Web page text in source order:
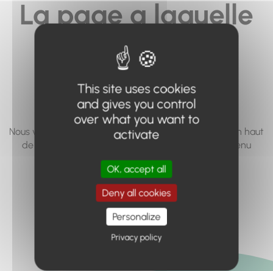
La page a laquelle
vous cherchez à
accéder n'existe
pas... ou plus.
Nous vous invitons à utiliser le moteur de recherche en haut
de page, ou à utiliser le menu pour trouver le contenu
recherché.
Retour à l'accueil
This site uses cookies
and gives you control
over what you want to
activate
OK, accept all
Deny all cookies
Personalize
Privacy policy